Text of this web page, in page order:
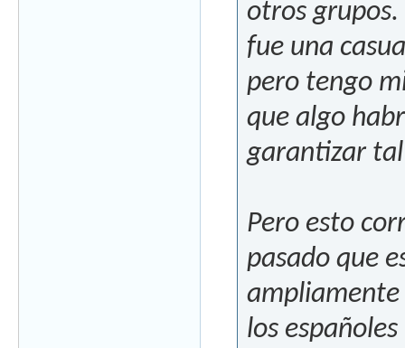
otros
fue una
pero tengo
que algo
garantizar
Pero esto
pasado que
los